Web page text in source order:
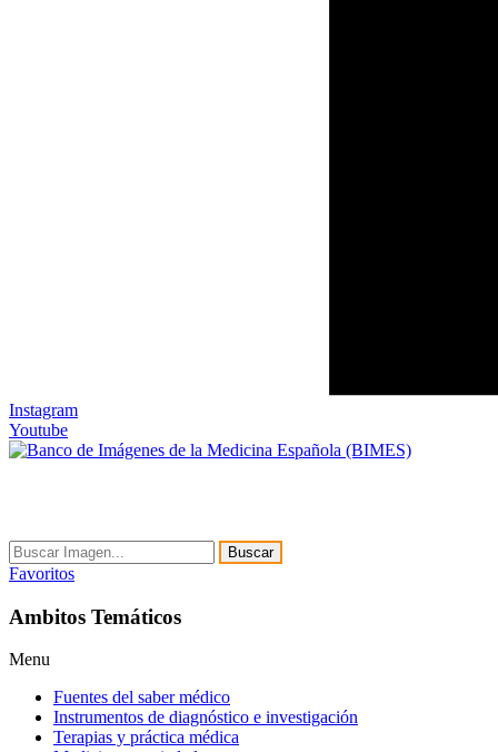
Instagram
Youtube
Buscar
Favoritos
Ambitos Temáticos
Menu
Fuentes del saber médico
Instrumentos de diagnóstico e investigación
Terapias y práctica médica